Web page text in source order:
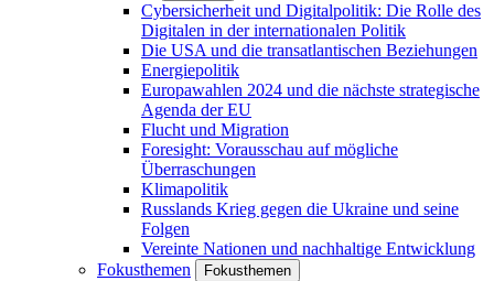
Cybersicherheit und Digitalpolitik: Die Rolle des
Digitalen in der internationalen Politik
Die USA und die transatlantischen Beziehungen
Energiepolitik
Europawahlen 2024 und die nächste strategische
Agenda der EU
Flucht und Migration
Foresight: Vorausschau auf mögliche
Überraschungen
Klimapolitik
Russlands Krieg gegen die Ukraine und seine
Folgen
Vereinte Nationen und nachhaltige Entwicklung
Fokusthemen
Fokusthemen